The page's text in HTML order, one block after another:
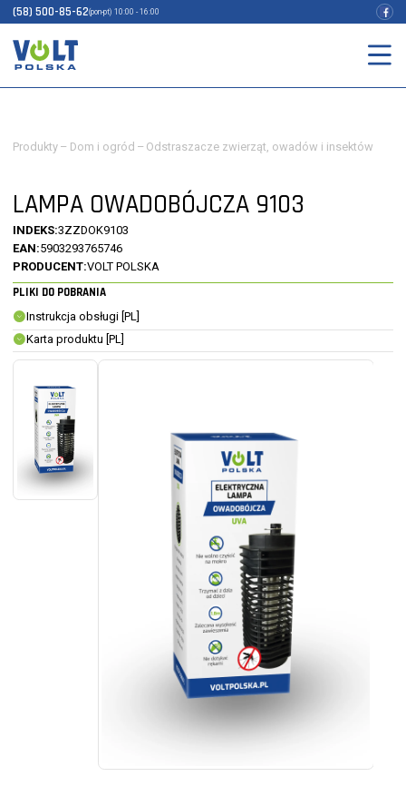
(58) 500-85-62(pon-pt) 10:00 - 16:00
Produkty – Dom i ogród – Odstraszacze zwierząt, owadów i insektów
LAMPA OWADOBÓJCZA 9103
INDEKS:3ZZDOK9103
EAN:5903293765746
PRODUCENT:VOLT POLSKA
PLIKI DO POBRANIA
Instrukcja obsługi [PL]
Karta produktu [PL]